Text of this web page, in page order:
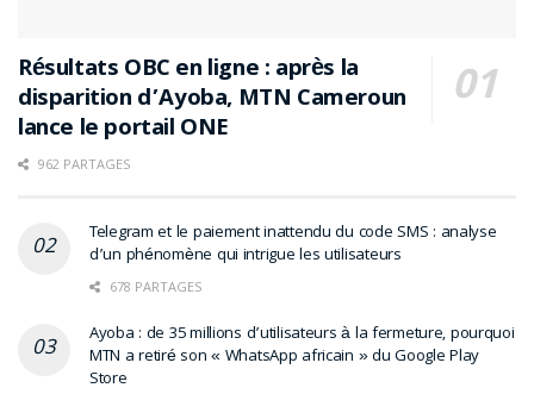
Résultats OBC en ligne : après la
disparition d’Ayoba, MTN Cameroun
lance le portail ONE
962 PARTAGES
Telegram et le paiement inattendu du code SMS : analyse
d’un phénomène qui intrigue les utilisateurs
678 PARTAGES
Ayoba : de 35 millions d’utilisateurs à la fermeture, pourquoi
MTN a retiré son « WhatsApp africain » du Google Play
Store